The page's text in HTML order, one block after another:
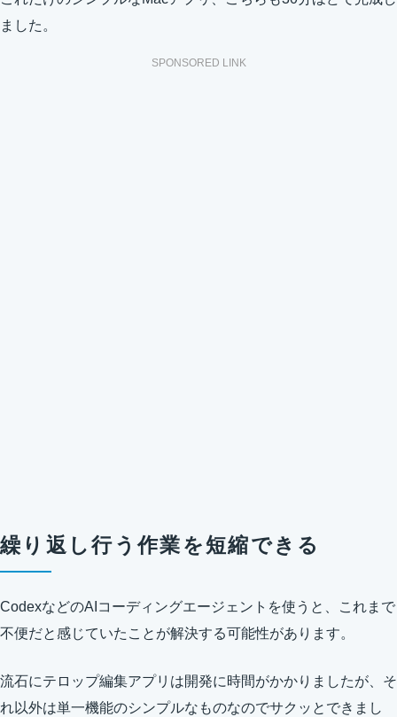
ました。
SPONSORED LINK
繰り返し行う作業を短縮できる
CodexなどのAIコーディングエージェントを使うと、これまで
不便だと感じていたことが解決する可能性があります。
流石にテロップ編集アプリは開発に時間がかかりましたが、そ
れ以外は単一機能のシンプルなものなのでサクッとできまし